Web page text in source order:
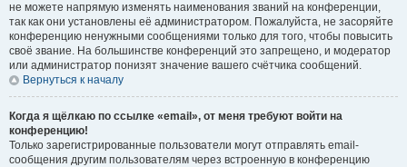
не можете напрямую изменять наименования званий на конференции,
так как они установлены её администратором. Пожалуйста, не засоряйте
конференцию ненужными сообщениями только для того, чтобы повысить
своё звание. На большинстве конференций это запрещено, и модератор
или администратор понизят значение вашего счётчика сообщений.
Вернуться к началу
Когда я щёлкаю по ссылке «email», от меня требуют войти на
конференцию!
Только зарегистрированные пользователи могут отправлять email-
сообщения другим пользователям через встроенную в конференцию